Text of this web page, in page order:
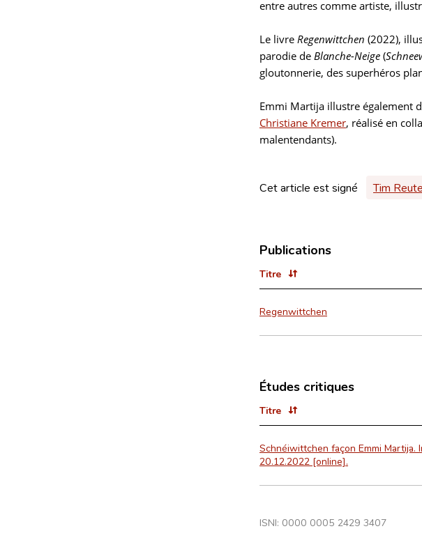
entre autres comme artiste,
Le livre Regenwittchen (2022),
parodie de Blanche-Neige (
gloutonnerie, des superhéros
Emmi Martija illustre également
Christiane Kremer, réalisé en
malentendants).
Cet article est signé Tim
Publications
Titre
Regenwittchen
Études critiques
Titre
Schnéiwittchen façon Emmi Martija.
20.12.2022 [online].
ISNI: 0000 0005 2429 3407